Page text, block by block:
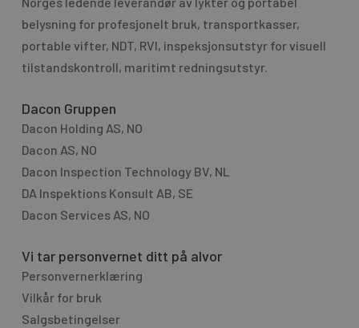
a
g
e
i
v
:
belysning for profesjo­nelt bruk, transport­kasser,
portable vifter, NDT, RVI, inspeksjonsutstyr for visuell
tilstandskontroll, maritimt redningsutstyr.
Dacon Gruppen
Dacon Holding AS, NO
Dacon AS, NO
Dacon Inspection Technology BV, NL
DA Inspektions Konsult AB, SE
Dacon Services AS, NO
Vi tar personvernet ditt på alvor
Personvernerklæring
Vilkår for bruk
Salgsbetingelser